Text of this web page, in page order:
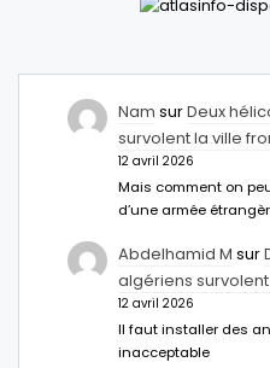
Nam surDeux
survolent la ville
12 avril 2026
Mais comment on
d’une armée
Abdelhamid M sur
algériens
12 avril 2026
Il faut installer des
inacceptable